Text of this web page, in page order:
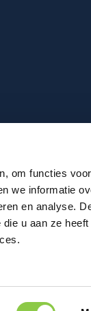
om functies
we informatie
en analyse.
u aan ze